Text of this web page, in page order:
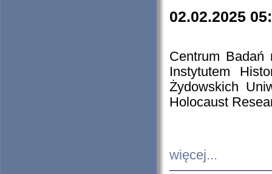
02.02.2025
Centrum Badań
Instytutem
Żydowskich
Holocaust
więcej...